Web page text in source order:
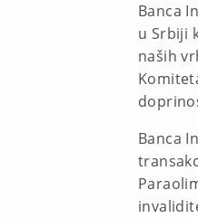
Banca
u Srbiji
naših
Banca